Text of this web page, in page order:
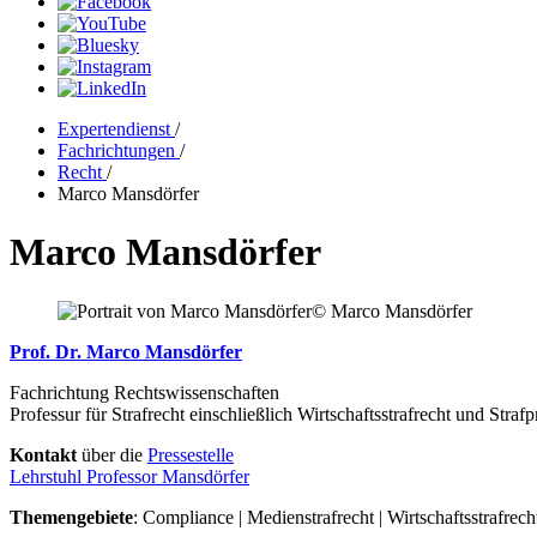
Expertendienst /
Fachrichtungen /
Recht /
Marco Mansdörfer
Marco Mansdörfer
© Marco Mansdörfer
Prof. Dr. Marco Mansdörfer
Fachrichtung Rechtswissenschaften
Professur für Strafrecht einschließlich Wirtschaftsstrafrecht und
Kontakt über die Pressestelle
Lehrstuhl Professor Mansdörfer
Themengebiete: Compliance | Medienstrafrecht |